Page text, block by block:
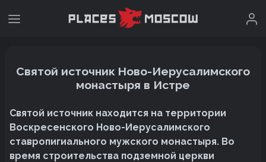
Святой источник Ново-Иерусалимского
монастыря в Истре
Святой источник находится на территории
Воскресенского Ново-Иерусалимского
ставропигиального мужского монастыря. Во
время строительства подземной церкви